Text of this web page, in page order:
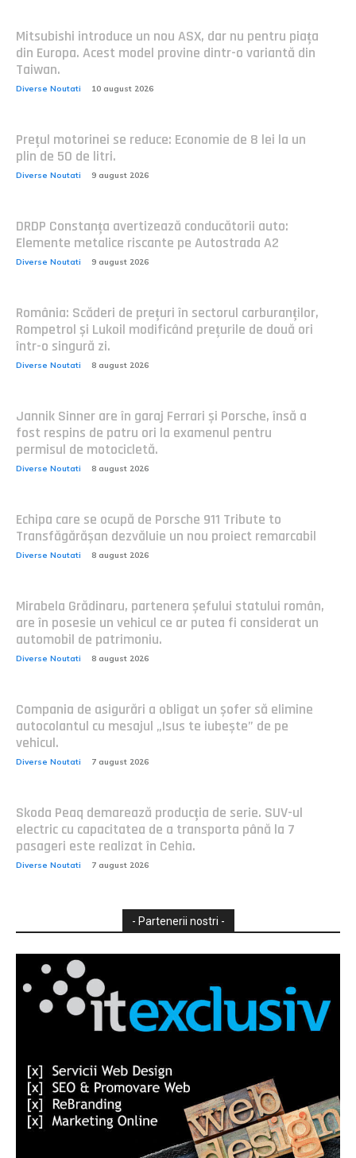
Mitsubishi introduce un nou ASX, dar nu pentru piața
din Europa. Acest model provine dintr-o variantă din
Taiwan.
Diverse Noutati 10 august 2026
Prețul motorinei se reduce: Economie de 8 lei la un
plin de 50 de litri.
Diverse Noutati 9 august 2026
DRDP Constanța avertizează conducătorii auto:
Elemente metalice riscante pe Autostrada A2
Diverse Noutati 9 august 2026
România: Scăderi de prețuri în sectorul carburanților,
Rompetrol și Lukoil modificând prețurile de două ori
într-o singură zi.
Diverse Noutati 8 august 2026
Jannik Sinner are în garaj Ferrari și Porsche, însă a
fost respins de patru ori la examenul pentru
permisul de motocicletă.
Diverse Noutati 8 august 2026
Echipa care se ocupă de Porsche 911 Tribute to
Transfăgărășan dezvăluie un nou proiect remarcabil
Diverse Noutati 8 august 2026
Mirabela Grădinaru, partenera șefului statului român,
are în posesie un vehicul ce ar putea fi considerat un
automobil de patrimoniu.
Diverse Noutati 8 august 2026
Compania de asigurări a obligat un șofer să elimine
autocolantul cu mesajul „Isus te iubește” de pe
vehicul.
Diverse Noutati 7 august 2026
Skoda Peaq demarează producția de serie. SUV-ul
electric cu capacitatea de a transporta până la 7
pasageri este realizat în Cehia.
Diverse Noutati 7 august 2026
- Partenerii nostri -